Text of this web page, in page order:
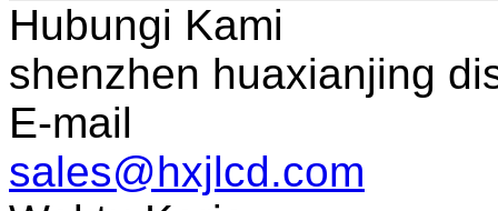
Hubungi Kami
shenzhen huaxianjing
E-mail
sales@hxjlcd.com